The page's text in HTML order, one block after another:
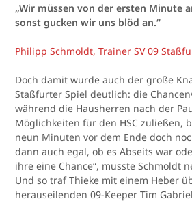
„Wir müssen von der ersten Minute
sonst gucken wir uns blöd an.“
Philipp Schmoldt, Trainer SV 09
Doch damit wurde auch der große
Staßfurter Spiel deutlich: die
während die Hausherren nach der
Möglichkeiten für den HSC zuließen,
neun Minuten vor dem Ende doch
dann auch egal, ob es Abseits war
ihre eine Chance“, musste Schmoldt
Und so traf Thieke mit einem Heber
herauseilenden 09-Keeper Tim